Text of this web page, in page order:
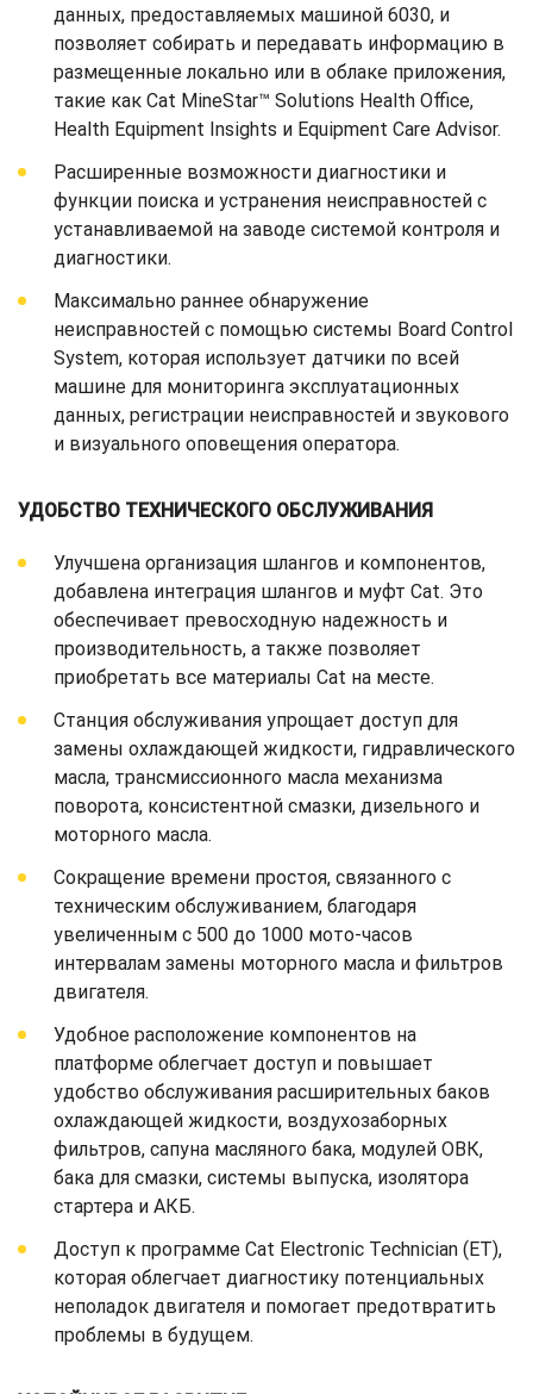
данных, предоставляемых машиной 6030, и
позволяет собирать и передавать информацию в
размещенные локально или в облаке приложения,
такие как Cat MineStar™ Solutions Health Office,
Health Equipment Insights и Equipment Care Advisor.
Расширенные возможности диагностики и
функции поиска и устранения неисправностей с
устанавливаемой на заводе системой контроля и
диагностики.
Максимально раннее обнаружение
неисправностей с помощью системы Board Control
System, которая использует датчики по всей
машине для мониторинга эксплуатационных
данных, регистрации неисправностей и звукового
и визуального оповещения оператора.
УДОБСТВО ТЕХНИЧЕСКОГО ОБСЛУЖИВАНИЯ
Улучшена организация шлангов и компонентов,
добавлена интеграция шлангов и муфт Cat. Это
обеспечивает превосходную надежность и
производительность, а также позволяет
приобретать все материалы Cat на месте.
Станция обслуживания упрощает доступ для
замены охлаждающей жидкости, гидравлического
масла, трансмиссионного масла механизма
поворота, консистентной смазки, дизельного и
моторного масла.
Сокращение времени простоя, связанного с
техническим обслуживанием, благодаря
увеличенным с 500 до 1000 мото-часов
интервалам замены моторного масла и фильтров
двигателя.
Удобное расположение компонентов на
платформе облегчает доступ и повышает
удобство обслуживания расширительных баков
охлаждающей жидкости, воздухозаборных
фильтров, сапуна масляного бака, модулей ОВК,
бака для смазки, системы выпуска, изолятора
стартера и АКБ.
Доступ к программе Cat Electronic Technician (ET),
которая облегчает диагностику потенциальных
неполадок двигателя и помогает предотвратить
проблемы в будущем.